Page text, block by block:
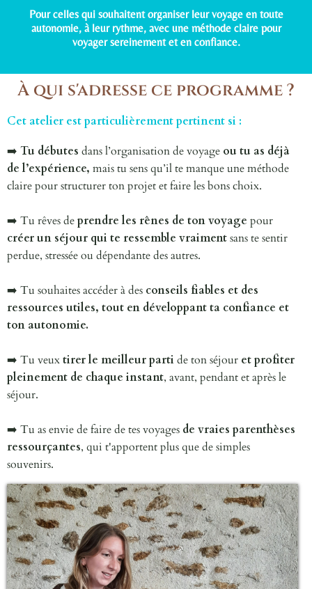
Pour celles qui souhaitent organiser leur voyage en toute
autonomie, à leur rythme, avec une méthode claire pour
voyager sereinement et en confiance.
À qui s'adresse ce programme ?
Cet atelier est particulièrement pertinent si :
➡️ Tu débutes dans l’organisation de voyage ou tu as déjà
de l’expérience, mais tu sens qu’il te manque une méthode
claire pour structurer ton projet et faire les bons choix.
➡️ Tu rêves deprendre les rênes de ton voyage pour
créer un séjour qui te ressemble vraimentsans te sentir
perdue, stressée ou dépendante des autres.
➡️ Tu souhaites accéder à des conseils fiables et des
ressources utiles, tout en développant ta confiance et
ton autonomie.
➡️ Tu veuxtirer le meilleur parti de ton séjour et profiter
pleinement de chaque instant, avant, pendant et après le
séjour.
➡️ Tu as envie de faire de tes voyages de vraies parenthèses
ressourçantes, qui t'apportent plus que de simples
souvenirs.